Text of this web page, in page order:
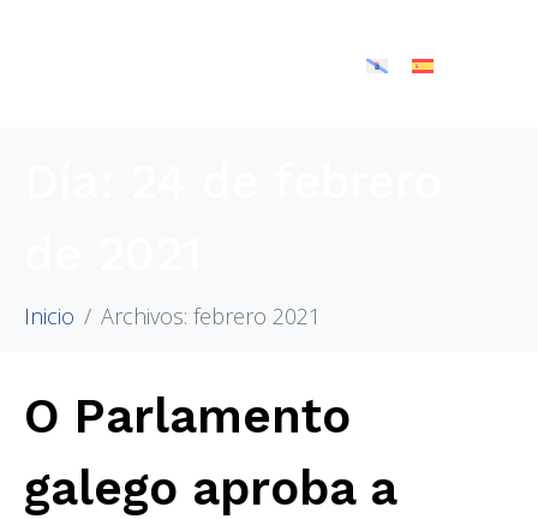
Inicio Archivos: febrero 2021
O Parlamento
galego aproba a